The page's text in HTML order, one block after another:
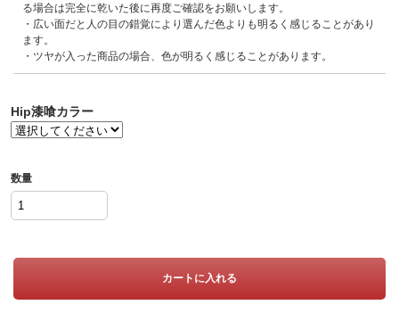
る場合は完全に乾いた後に再度ご確認をお願いします。
・広い面だと人の目の錯覚により選んだ色よりも明るく感じることがあり
ます。
・ツヤが入った商品の場合、色が明るく感じることがあります。
Hip漆喰カラー
数量
カートに入れる